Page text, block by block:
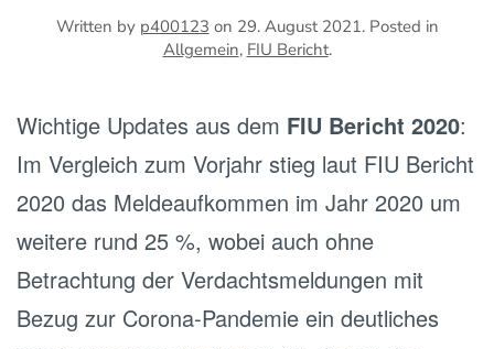
Written by p400123 on 29. August 2021. Posted in
Allgemein, FIU Bericht.
Wichtige Updates aus dem FIU Bericht 2020:
Im Vergleich zum Vorjahr stieg laut FIU Bericht
2020 das Meldeaufkommen im Jahr 2020 um
weitere rund 25 %, wobei auch ohne
Betrachtung der Verdachtsmeldungen mit
Bezug zur Corona-Pandemie ein deutliches